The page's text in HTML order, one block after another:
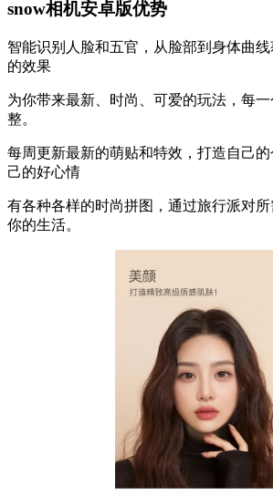
snow相机安卓版优势
智能识别人脸和五官，从脸部到身体曲
的效果
为你带来最新、时尚、可爱的玩法，每
整。
每周更新最新的萌贴和特效，打造自己
己的好心情
有各种各样的时尚拼图，通过旅行派对
你的生活。